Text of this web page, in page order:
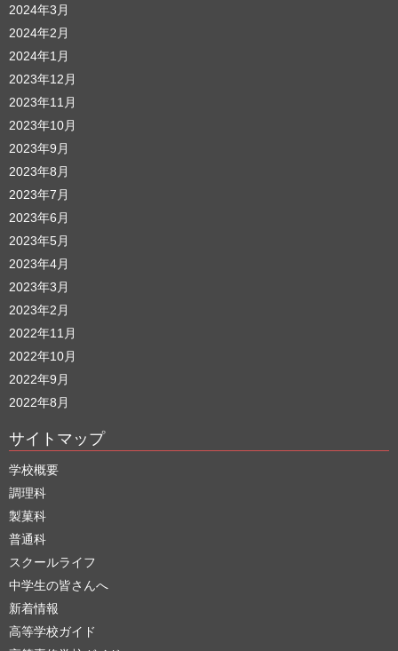
2024年3月
2024年2月
2024年1月
2023年12月
2023年11月
2023年10月
2023年9月
2023年8月
2023年7月
2023年6月
2023年5月
2023年4月
2023年3月
2023年2月
2022年11月
2022年10月
2022年9月
2022年8月
サイトマップ
学校概要
調理科
製菓科
普通科
スクールライフ
中学生の皆さんへ
新着情報
高等学校ガイド